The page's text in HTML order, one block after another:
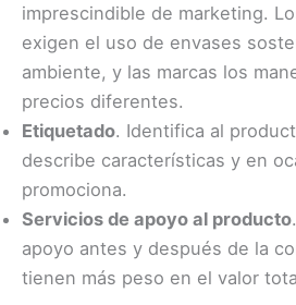
imprescindible de marketing.
exigen el uso de envases
ambiente, y las marcas los
precios diferentes.
Etiquetado. Identifica al
describe características y en
promociona.
Servicios de apoyo al producto
apoyo antes y después de la
tienen más peso en el valor